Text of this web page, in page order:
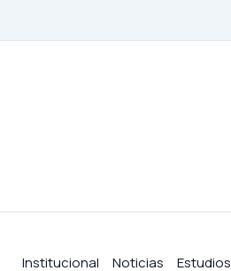
Institucional Noticias Estudios